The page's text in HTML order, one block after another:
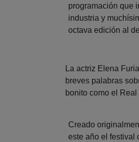
programación que
industria y
octava edición al
La actriz Elena
breves palabras
bonito como el
Creado
este año el festival